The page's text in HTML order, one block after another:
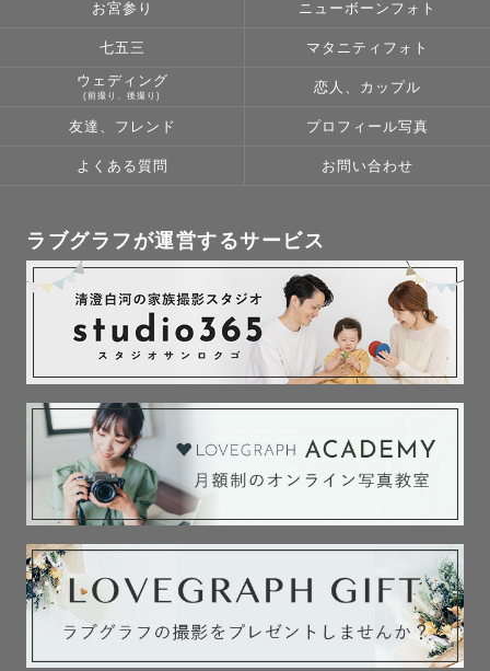
お宮参り ニューボーンフォト
七五三 マタニティフォト
ウェディング
(前撮り、後撮り)
恋人、カップル
友達、フレンド プロフィール写真
よくある質問 お問い合わせ
ラブグラフが運営するサービス